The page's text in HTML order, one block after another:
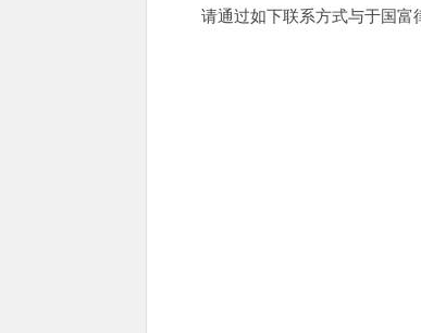
请通过如下联系方式与于国富